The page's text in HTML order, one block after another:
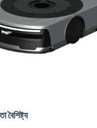
বৈশিষ্ট্য